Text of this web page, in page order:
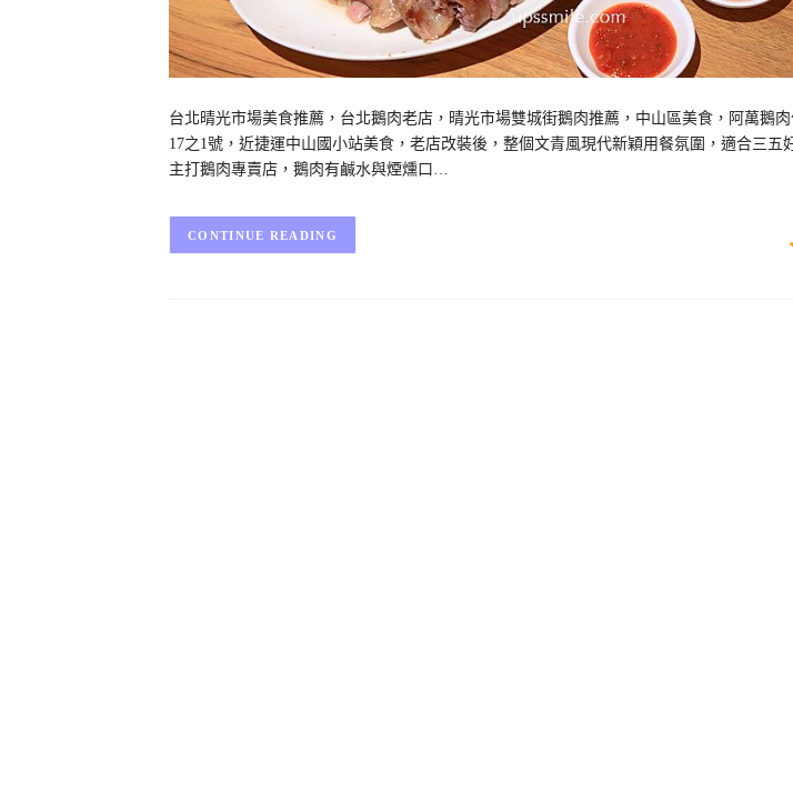
台北晴光市場美食推薦，台北鵝肉老店，晴光市場雙城街鵝肉推薦，中山區美食，阿萬鵝
17之1號，近捷運中山國小站美食，老店改裝後，整個文青風現代新穎用餐氛圍，適合三五
主打鵝肉專賣店，鵝肉有鹹水與煙燻口…
CONTINUE READING